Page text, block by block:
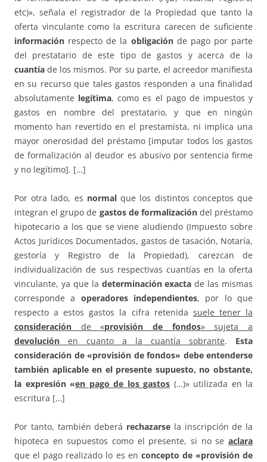
etc)», señala el registrador de la Propiedad que tanto la
oferta vinculante como la escritura carecen de suficiente
información respecto de la obligaciónde pago por parte
del prestatario de este tipo de gastos y acerca de la
cuantía de los mismos. Por su parte, el acreedor manifiesta
en su recurso que tales gastos responden a una finalidad
absolutamente legítima, como es el pago de impuestos y
gastos en nombre del prestatario, y que en ningún
momento han revertido en el prestamista, ni implica una
mayor onerosidad del préstamo [imputar todos los gastos
de formalización al deudor es abusivo por sentencia firme
y no legítimo]. […]
Por otra lado, es normalque los distintos conceptos que
integran el grupo de gastos de formalizacióndel préstamo
hipotecario a los que se viene aludiendo (Impuesto sobre
Actos Jurídicos Documentados, gastos de tasación, Notaría,
gestoría y Registro de la Propiedad), carezcan de
individualización de sus respectivas cuantías en la oferta
vinculante, ya que la determinación exacta de las mismas
corresponde a operadores independientes, por lo que
respecto a estos gastos la cifra retenida suele tener la
consideración de «provisión de fondos» sujeta a
devolución en cuanto a la cuantía sobrante. Esta
consideración de «provisión de fondos» debe entenderse
también aplicable en el presente supuesto, no obstante,
la expresión «en pago de los gastos (…)» utilizada en la
escritura […]
Por tanto, también deberá rechazarse la inscripción de la
hipoteca en supuestos como el presente, si no se aclara
que el pago realizado lo es en concepto de «provisión de